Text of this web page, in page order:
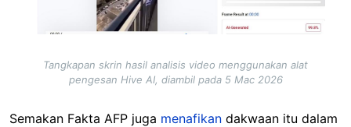
Tangkapan skrin hasil analisis video menggunakan alat
pengesan Hive AI, diambil pada 5 Mac 2026
Semakan Fakta AFP juga menafikan dakwaan itu dalam